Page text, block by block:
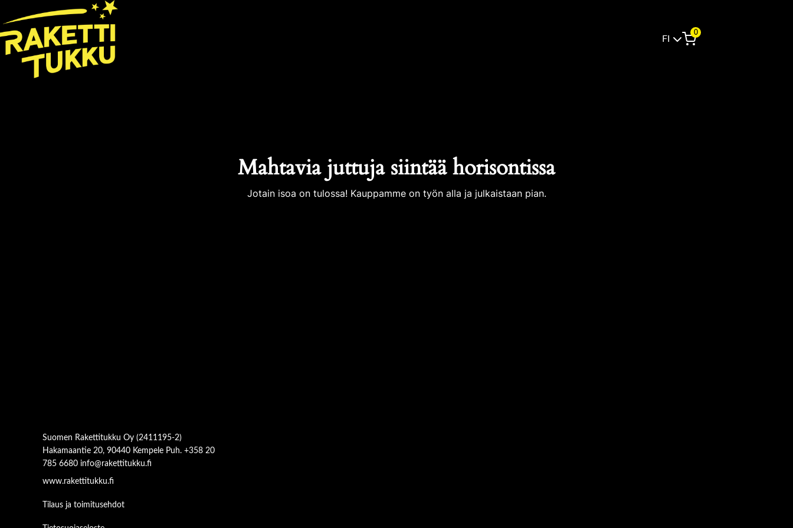
FI
0
Mahtavia juttuja siintää horisontissa
Jotain isoa on tulossa! Kauppamme on työn alla ja julkaistaan pian.
Suomen Rakettitukku Oy (2411195-2)
Hakamaantie 20, 90440 Kempele Puh. +358 20
785 6680 info@rakettitukku.fi
www.rakettitukku.fi
Tilaus ja toimitusehdot